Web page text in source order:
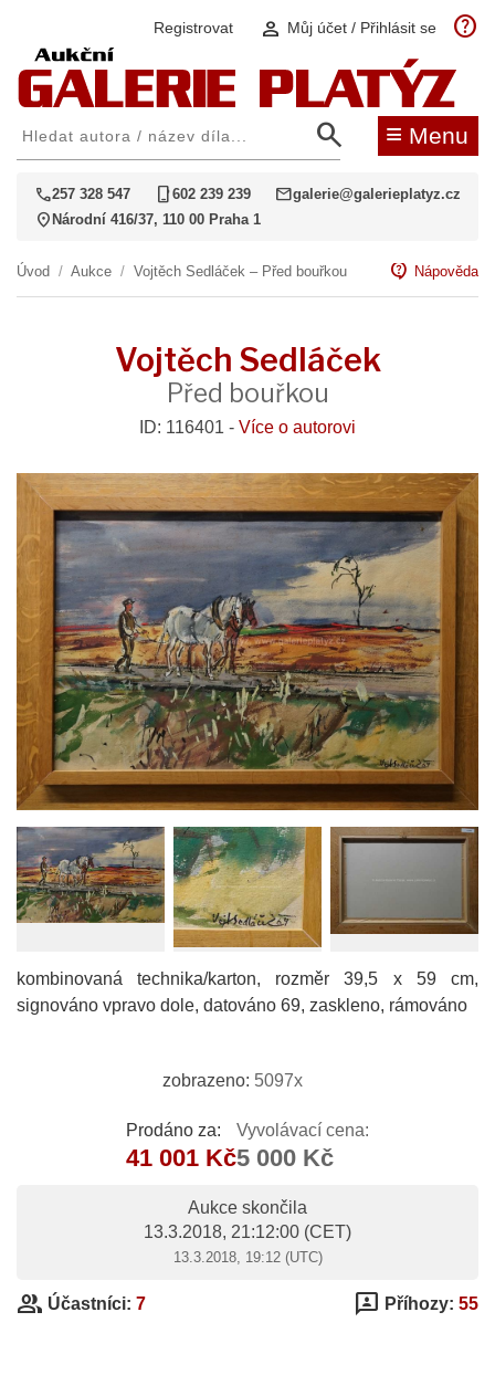
Registrovat person Můj účet / Přihlásit se help
search ≡ Menu
call257 328 547 phone_iphone602 239 239 mailgalerie@galerieplatyz.cz
location_on Národní 416/37, 110 00 Praha 1
Úvod / Aukce / Vojtěch Sedláček – Před bouřkou contact_support Nápověda
Vojtěch Sedláček
Před bouřkou
ID: 116401 - Více o autorovi
kombinovaná technika/karton, rozměr 39,5 x 59 cm,
signováno vpravo dole, datováno 69, zaskleno, rámováno
zobrazeno: 5097x
Prodáno za:
41 001 Kč
Vyvolávací cena:
5 000 Kč
Aukce skončila
13.3.2018, 21:12:00 (CET)
13.3.2018, 19:12 (UTC)
group Účastníci: 7 3p Příhozy: 55